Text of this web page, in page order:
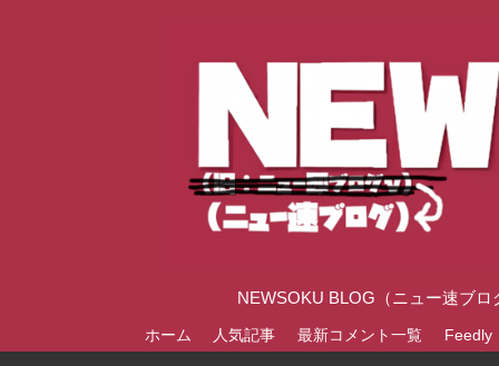
NEWSOKU BLOG（ニュー速ブ
ホーム 人気記事 最新コメント一覧 Feedly